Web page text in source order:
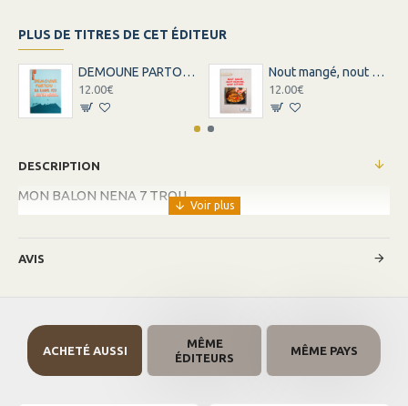
PLUS DE TITRES DE CET ÉDITEUR
DEMOUNE PARTOU, LA LANG ISSI
12.00€
Nout mangé, nout mémoire, nout l'histoire
12.00€
DESCRIPTION
MON BALON NENA 7 TROU
AVIS
ACHETÉ AUSSI
MÊME
ÉDITEURS
MÊME PAYS